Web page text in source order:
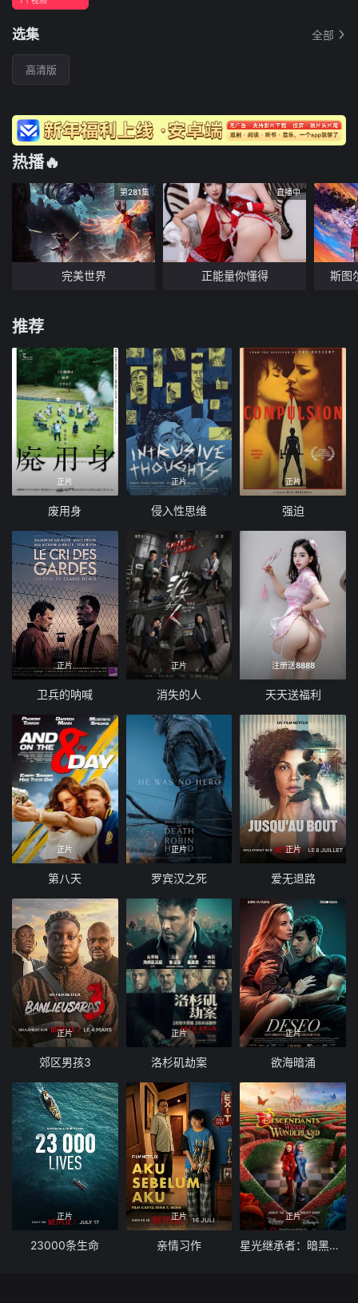
选集 全部
高清版
热播🔥
第281集
完美世界
直播中
正能量你懂得 斯图
推荐
正片
废用身
正片
侵入性思维
正片
强迫
正片
卫兵的呐喊
正片
消失的人
注册送8888
天天送福利
正片
第八天
正片
罗宾汉之死
正片
爱无退路
正片
郊区男孩3
正片
洛杉矶劫案
正片
欲海暗涌
正片
23000条生命
正片
亲情习作
正片
星光继承者：暗黑仙境